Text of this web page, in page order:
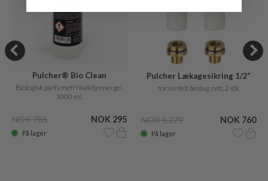
Pulcher® Bio Clean
Biologisk parfymefri kalkfjernergel,
1000 ml.
NOK 785 NOK 295
På lager
Pulcher Lækagesikring 1/2”
for innfelt beslag, rett, 2 stk
NOK 1.279 NOK 760
På lager